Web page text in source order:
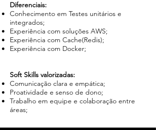
Diferenciais:
Conhecimento em Testes unitários e
integrados;
Experiência com soluções AWS;
Experiência com Cache(Redis);
Experiência com Docker;
Soft Skills valorizadas:
Comunicação clara e empática;
Proatividade e senso de dono;
Trabalho em equipe e colaboração entre
áreas;